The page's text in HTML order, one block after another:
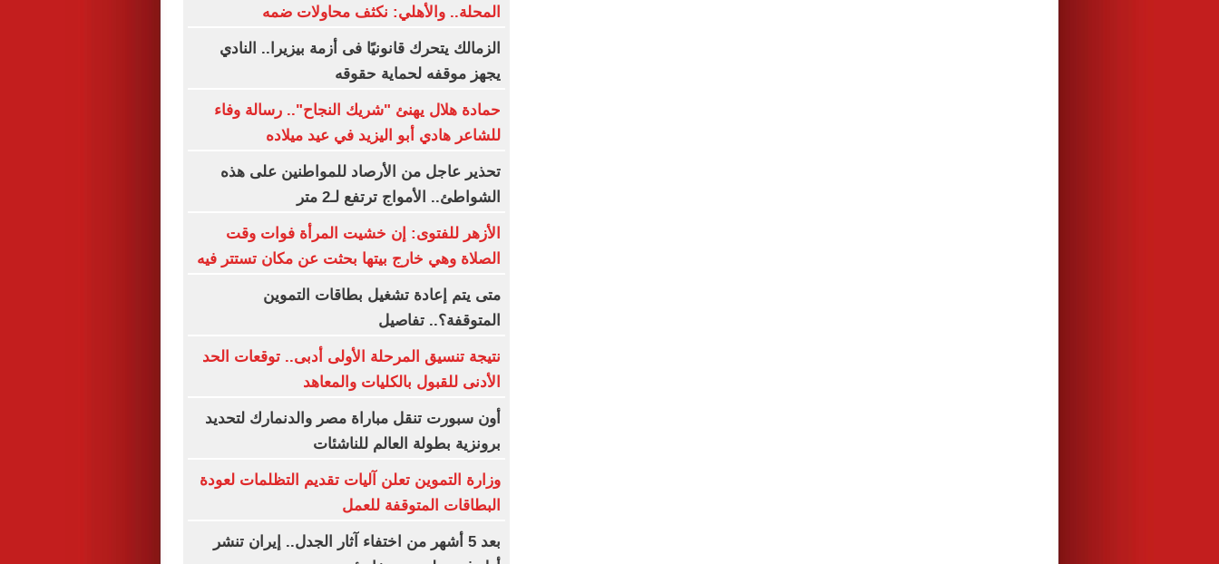
المحلة.. والأهلي: نكثف محاولات ضمه
الزمالك يتحرك قانونيًا فى أزمة بيزيرا.. النادي
يجهز موقفه لحماية حقوقه
حمادة هلال يهنئ "شريك النجاح".. رسالة وفاء
للشاعر هادي أبو اليزيد في عيد ميلاده
تحذير عاجل من الأرصاد للمواطنين على هذه
الشواطئ.. الأمواج ترتفع لـ2 متر
الأزهر للفتوى: إن خشيت المرأة فوات وقت
الصلاة وهي خارج بيتها بحثت عن مكان تستتر فيه
متى يتم إعادة تشغيل بطاقات التموين
المتوقفة؟.. تفاصيل
نتيجة تنسيق المرحلة الأولى أدبى.. توقعات الحد
الأدنى للقبول بالكليات والمعاهد
أون سبورت تنقل مباراة مصر والدنمارك لتحديد
برونزية بطولة العالم للناشئات
وزارة التموين تعلن آليات تقديم التظلمات لعودة
البطاقات المتوقفة للعمل
بعد 5 أشهر من اختفاء آثار الجدل.. إيران تنشر